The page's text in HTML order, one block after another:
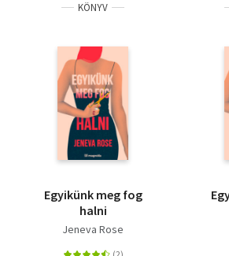
Tankönyv, segédkönyv
Társadalomtudomány
Természettudomány
Történelem
KÖNYV
Egyikünk meg fog
halni
Jeneva Rose